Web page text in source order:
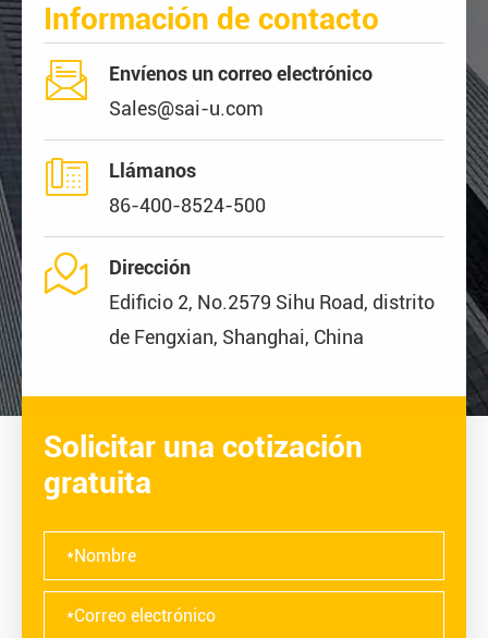
Información de contacto

Envíenos un correo electrónico
Sales@sai-u.com

Llámanos
86-400-8524-500

Dirección
Edificio 2, No.2579 Sihu Road, distrito
de Fengxian, Shanghai, China
Solicitar una cotización
gratuita